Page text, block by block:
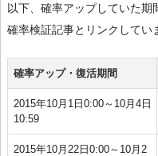
以下、確率アップしていた期
確率検証記事とリンクしてい
確率アップ・復活期間
2015年10月1日0:00～10月4日
10:59
2015年10月22日0:00～10月2